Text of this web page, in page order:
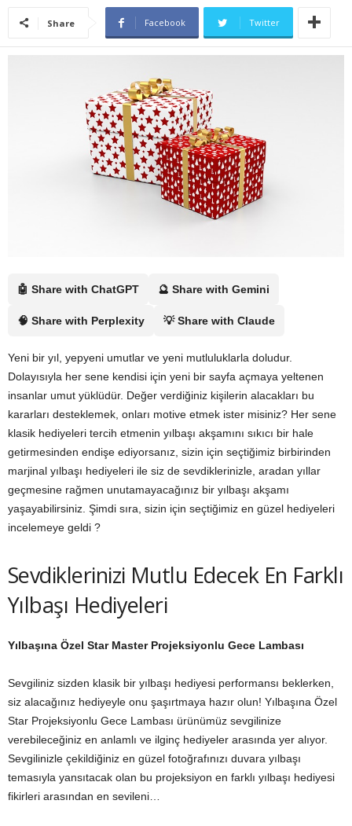
Share Facebook Twitter
🤖 Share with ChatGPT 🔮 Share with Gemini
🧠 Share with Perplexity 💡 Share with Claude
Yeni bir yıl, yepyeni umutlar ve yeni mutluluklarla doludur.
Dolayısıyla her sene kendisi için yeni bir sayfa açmaya yeltenen
insanlar umut yüklüdür. Değer verdiğiniz kişilerin alacakları bu
kararları desteklemek, onları motive etmek ister misiniz? Her sene
klasik hediyeleri tercih etmenin yılbaşı akşamını sıkıcı bir hale
getirmesinden endişe ediyorsanız, sizin için seçtiğimiz birbirinden
marjinal yılbaşı hediyeleri ile siz de sevdiklerinizle, aradan yıllar
geçmesine rağmen unutamayacağınız bir yılbaşı akşamı
yaşayabilirsiniz. Şimdi sıra, sizin için seçtiğimiz en güzel hediyeleri
incelemeye geldi ?
Sevdiklerinizi Mutlu Edecek En Farklı
Yılbaşı Hediyeleri
Yılbaşına Özel Star Master Projeksiyonlu Gece Lambası
Sevgiliniz sizden klasik bir yılbaşı hediyesi performansı beklerken,
siz alacağınız hediyeyle onu şaşırtmaya hazır olun! Yılbaşına Özel
Star Projeksiyonlu Gece Lambası ürünümüz sevgilinize
verebileceğiniz en anlamlı ve ilginç hediyeler arasında yer alıyor.
Sevgilinizle çekildiğiniz en güzel fotoğrafınızı duvara yılbaşı
temasıyla yansıtacak olan bu projeksiyon en farklı yılbaşı hediyesi
fikirleri arasından en sevileni…